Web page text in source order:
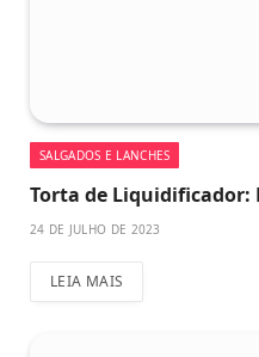
SALGADOS E LANCHES
Torta de Liquidificador:
24 DE JULHO DE 2023
LEIA MAIS